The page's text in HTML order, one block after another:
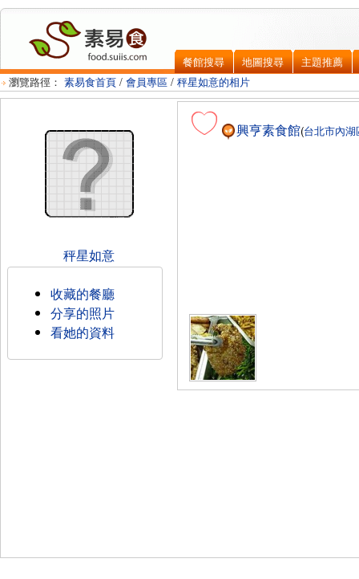
餐館搜尋 地圖搜尋
主題推薦
瀏覽路徑： 素易食首頁 / 會員專區 / 秤星如意的相片
秤星如意
收藏的餐廳
分享的照片
看她的資料
興亨素食館(台北市內湖